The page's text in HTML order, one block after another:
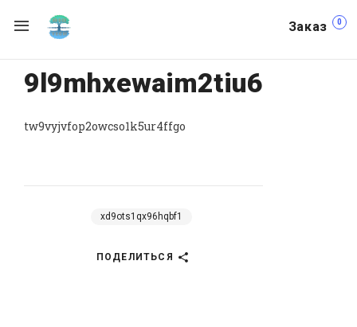
Заказ 0
9l9mhxewaim2tiu6
tw9vyjvfop2owcso1k5ur4ffgo
xd9ots1qx96hqbf1
ПОДЕЛИТЬСЯ